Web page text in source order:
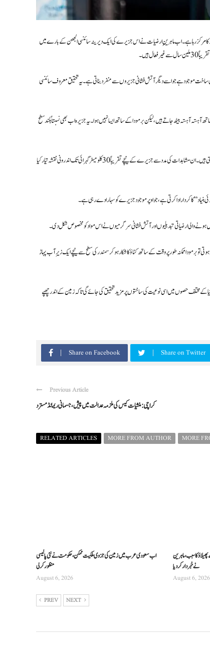
کا مرکز رہا ہے۔ اب ماہرینِ ارضیات نے اس جزیرے کی ایک دیرینہ سائنسی الجھن کے بارے میں
ہیں۔
ساخت موجود ہے جو اسے دیگر آتش فشانی جزیروں سے منفرد بناتی ہے۔ یہ تحقیق معروف سائنسی
بیٹھ جاتے ہیں، لیکن برمودا کے ساتھ ایسا نہیں ہوا۔ یہ جزیرہ اب بھی نسبتاً بلند سطح
محققین نے اس راز کو سمجھنے کے لیے زلزلوں کی لہروں کا تجزیہ کیا، جو زمین کے اندر مختلف تہوں سے گزرتے وقت اپنی رفتار بدلتی ہیں۔ ان مشاہدات کی مدد سے جزیرے کے نیچے تقریباً 30 کلومیٹر گہرائی تک اندرونی نقشہ تیار کیا
بنیاد” کا کردار ادا کرتی ہے، جو اوپر موجود جزیرے کو سہارا دے رہی ہے۔
ہونے والی ارضیاتی تبدیلیوں اور آتش فشانی سرگرمیوں نے اس مواد کو مخصوص شکل دی۔
تو برمودا ممکنہ طور پر وقت کے ساتھ کٹاؤ کا شکار ہو کر سمندر کی سطح سے نیچے ایک زیرِ آب پہاڑ
کے مختلف حصوں میں اسی نوعیت کی ساختوں پر مزید تحقیق کی جائے گی تاکہ زمین کے اندر چھپے
Share on Facebook Share on Twitter
Previous Article
کراچی: منشیات کیس کی ملزمہ عدالت میں پیش، جسمانی ریمانڈ مسترد
RELATED ARTICLES MORE FROM AUTHOR MORE
اب سعودی عرب میں زمین کی جزوی ملکیت ممکن، حکومت نے نئی پالیسی
منظور کرلی
August 6, 2026
کا سبب، ماہرین
نے خبردار کر دیا
August 6, 2026
PREV NEXT